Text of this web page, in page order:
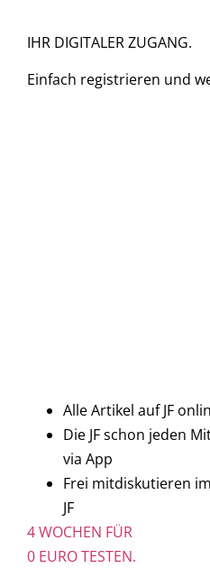
IHR DIGITALER ZUGANG.
Einfach registrieren und
Alle Artikel auf JF
Die JF schon jeden
via App
Frei mitdiskutieren
JF
4 WOCHEN FÜR
0 EURO TESTEN.